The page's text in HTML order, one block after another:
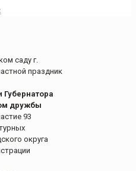
саду г.
праздник
дружбы
93
округа